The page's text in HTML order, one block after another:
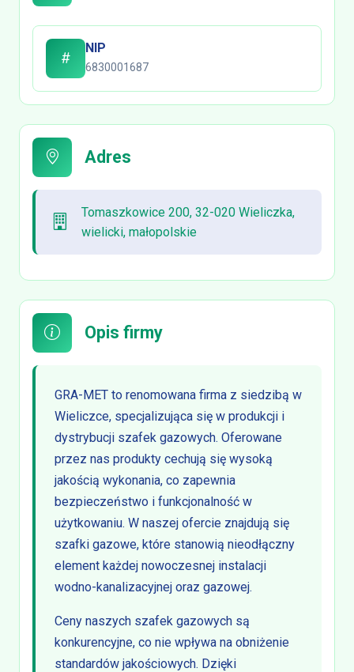
NIP
6830001687
Adres
Tomaszkowice 200, 32-020 Wieliczka,
wielicki, małopolskie
Opis firmy
GRA-MET to renomowana firma z siedzibą w
Wieliczce, specjalizująca się w produkcji i
dystrybucji szafek gazowych. Oferowane
przez nas produkty cechują się wysoką
jakością wykonania, co zapewnia
bezpieczeństwo i funkcjonalność w
użytkowaniu. W naszej ofercie znajdują się
szafki gazowe, które stanowią nieodłączny
element każdej nowoczesnej instalacji
wodno-kanalizacyjnej oraz gazowej.
Ceny naszych szafek gazowych są
konkurencyjne, co nie wpływa na obniżenie
standardów jakościowych. Dzięki